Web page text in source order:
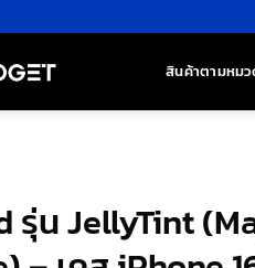
สินค้าตามหม
รุ่น JellyTint